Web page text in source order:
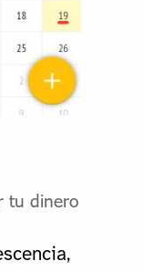
tu dinero